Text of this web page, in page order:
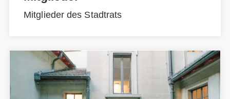
Mitglieder des Stadtrats